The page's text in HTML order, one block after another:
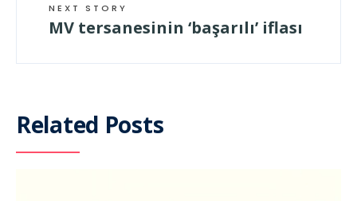
NEXT STORY
MV tersanesinin ‘başarılı’ iflası
Related Posts